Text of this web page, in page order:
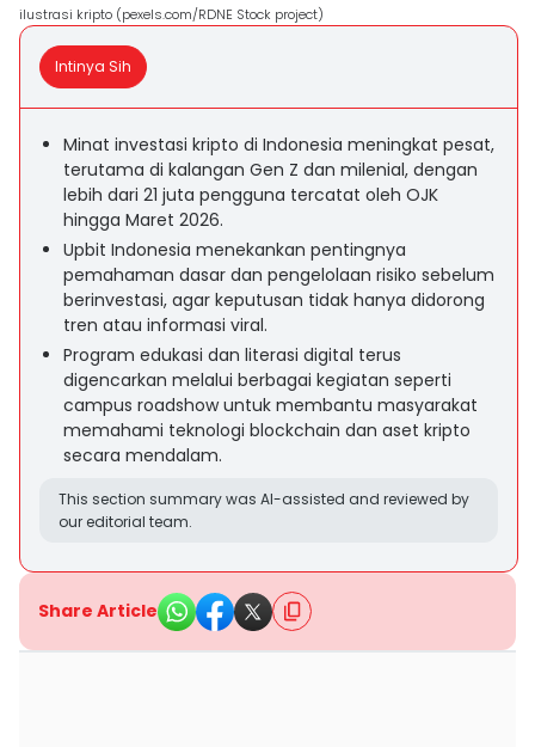
ilustrasi kripto (pexels.com/RDNE Stock project)
Intinya Sih
Minat investasi kripto di Indonesia meningkat pesat,
terutama di kalangan Gen Z dan milenial, dengan
lebih dari 21 juta pengguna tercatat oleh OJK
hingga Maret 2026.
Upbit Indonesia menekankan pentingnya
pemahaman dasar dan pengelolaan risiko sebelum
berinvestasi, agar keputusan tidak hanya didorong
tren atau informasi viral.
Program edukasi dan literasi digital terus
digencarkan melalui berbagai kegiatan seperti
campus roadshow untuk membantu masyarakat
memahami teknologi blockchain dan aset kripto
secara mendalam.
This section summary was AI-assisted and reviewed by
our editorial team.
Share Article